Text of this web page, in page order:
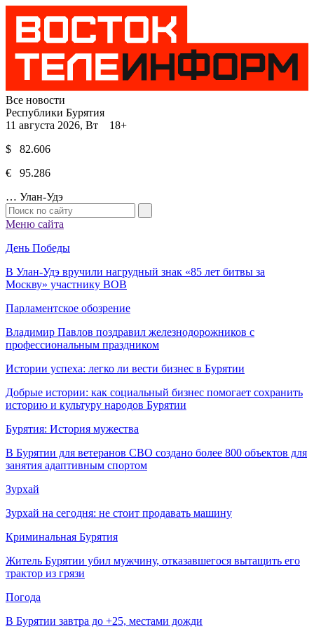
Все новости
Республики Бурятия
11 августа 2026, Вт 18+
$ 82.606
€ 95.286
… Улан-Удэ
Меню сайта
День Победы
В Улан-Удэ вручили нагрудный знак «85 лет битвы за
Москву» участнику ВОВ
Парламентское обозрение
Владимир Павлов поздравил железнодорожников с
профессиональным праздником
Истории успеха: легко ли вести бизнес в Бурятии
Добрые истории: как социальный бизнес помогает сохранить
историю и культуру народов Бурятии
Бурятия: История мужества
В Бурятии для ветеранов СВО создано более 800 объектов для
занятия адаптивным спортом
Зурхай
Зурхай на сегодня: не стоит продавать машину
Криминальная Бурятия
Житель Бурятии убил мужчину, отказавшегося вытащить его
трактор из грязи
Погода
В Бурятии завтра до +25, местами дожди